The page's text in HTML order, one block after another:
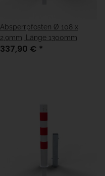
Absperrpfosten Ø 108 x
2,9mm, Länge 1300mm
337,90 € *